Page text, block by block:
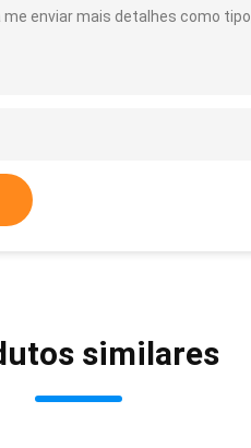
enviar mais detalhes como
similares